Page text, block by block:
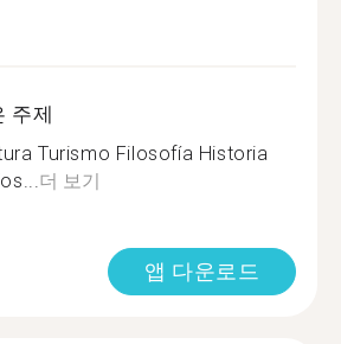
주제
Turismo Filosofía Historia
더 보기
앱 다운로드